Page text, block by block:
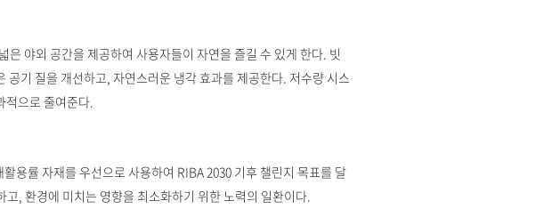
은 야외 공간을 제공하여 사용자들이 자연을 즐길 수 있게 한다. 빗
공기 질을 개선하고, 자연스러운 냉각 효과를 제공한다. 저수량 시스
적으로 줄여준다.
용률 자재를 우선으로 사용하여 RIBA 2030 기후 챌린지 목표를 달
, 환경에 미치는 영향을 최소화하기 위한 노력의 일환이다.